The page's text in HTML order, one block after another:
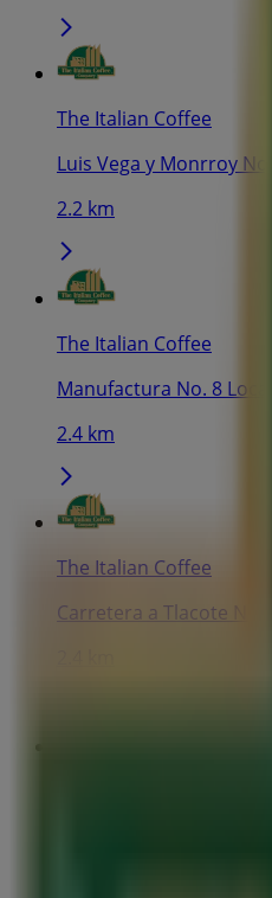
The Italian Coffee
Luis Vega y Monrroy
2.2 km
The Italian Coffee
Manufactura No. 8
2.4 km
The Italian Coffee
Carretera a Tlacote No.